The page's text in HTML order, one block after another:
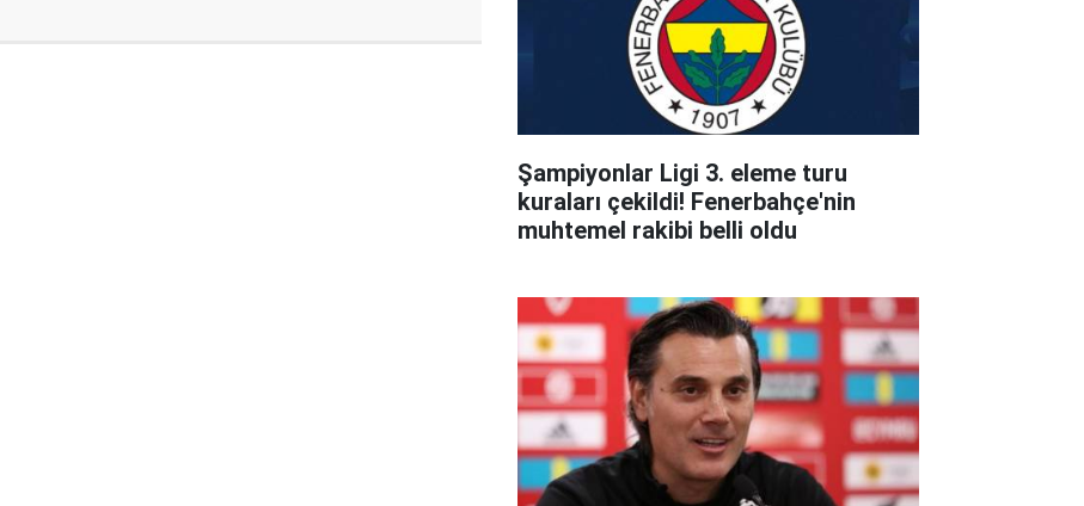
Şampiyonlar Ligi 3. eleme turu
kuraları çekildi! Fenerbahçe'nin
muhtemel rakibi belli oldu